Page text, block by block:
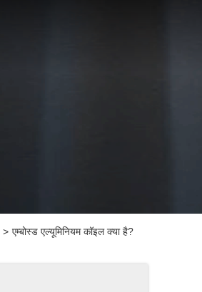
> एम्बोस्ड एल्यूमिनियम कॉइल क्या है?